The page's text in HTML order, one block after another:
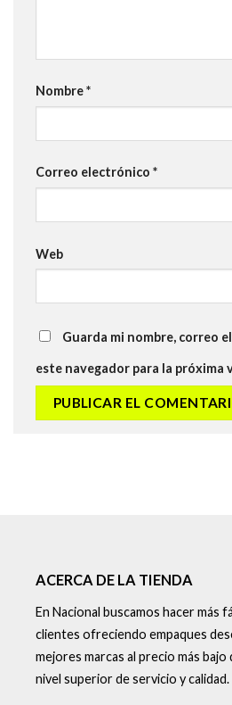
Nombre*
Correo electrónico *
Web
Guarda mi nombre, correo
este navegador para la próxima
ACERCA DE LA TIENDA
En Nacional buscamos hacer más
clientes ofreciendo empaques
mejores marcas al precio más bajo
nivel superior de servicio y calidad.